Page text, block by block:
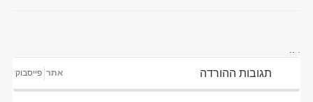
תגובות ההורדה אתר פייסבוק